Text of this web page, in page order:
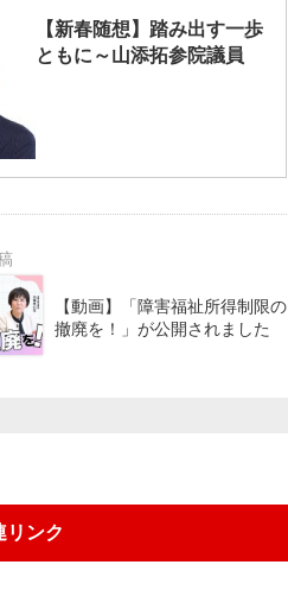
【新春随想】踏み出す一歩
ともに～山添拓参院議員
【動画】「障害福祉所得制限の
撤廃を！」が公開されました
リンク